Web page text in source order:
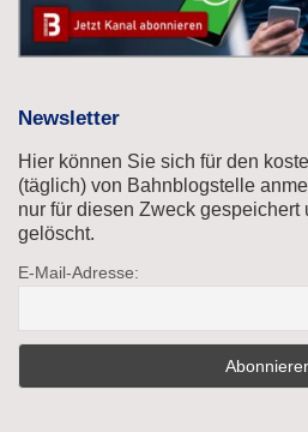
Newsletter
Hier können Sie sich für den
(täglich) von Bahnblogstelle
nur für diesen Zweck gespeichert
gelöscht.
E-Mail-Adresse: